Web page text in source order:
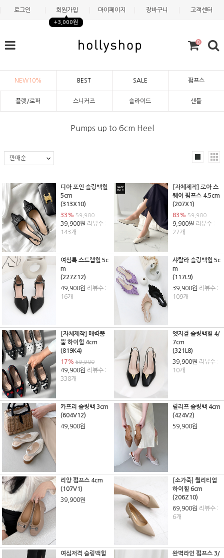
로그인 회원가입
+3,000원
마이페이지 장바구니 고객센터
0
NEW10% BEST SALE 펌프스
플랫/로퍼 스니커즈 슬라이드 샌들
Pumps up to 6cm Heel
디아 포인 슬링백힐
5cm
(313X10)
33%59,900
39,900원 리뷰수 :
143개
[자체제작] 로아 스
퀘어 펌프스 4.5cm
(207X1)
83%59,900
9,900원 리뷰수 :
27개
여심룩 스트랩힐 5c
m
(227Z12)
49,900원 리뷰수 :
16개
샤랄라 슬링백힐 5c
m
(117L9)
39,900원 리뷰수 :
109개
[자체제작] 매력뿜
뿜 하이힐 4cm
(819K4)
17%59,900
49,900원 리뷰수 :
338개
엣지걸 슬링백힐 4/
7cm
(321L8)
39,900원 리뷰수 :
10개
카프리 슬링백 3cm
(604V12)
49,900원
릴리프 슬링백 4cm
(424V2)
59,900원
리앙 펌프스 4cm
(107V1)
39,900원
[소가죽] 퀄리티업
하이힐 6cm
(206Z10)
69,900원 리뷰수 :
6개
여심저격 슬링백힐
완벽라인 펌프스 3/